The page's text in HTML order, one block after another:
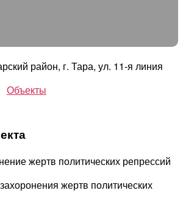
район, г. Тара, ул. 11-я линия
Объекты
жертв политических репрессий
жертв политических